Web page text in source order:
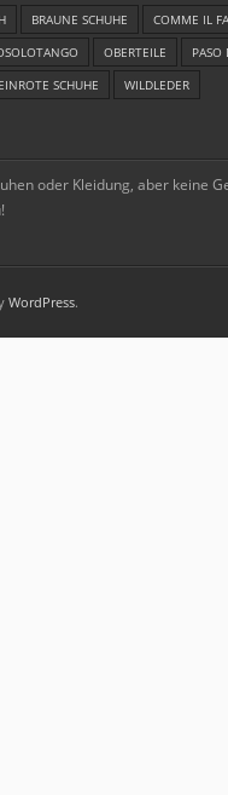
BRAUNE SCHUHE
COMME IL
OBERTEILE
PASO
SCHUHE WILDLEDER
oder Kleidung, aber keine
WordPress.